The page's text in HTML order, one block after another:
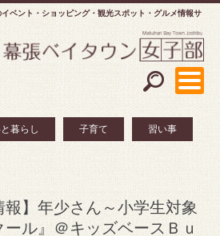
イベント・ショッピング
観光スポット・グルメ情報サ
暮らし 子育て 習い事
報】年少さん～小学生対象
ール』＠キッズベースＢｕ